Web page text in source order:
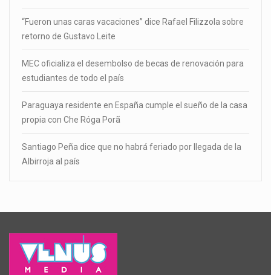
“Fueron unas caras vacaciones” dice Rafael Filizzola sobre
retorno de Gustavo Leite
MEC oficializa el desembolso de becas de renovación para
estudiantes de todo el país
Paraguaya residente en España cumple el sueño de la casa
propia con Che Róga Porã
Santiago Peña dice que no habrá feriado por llegada de la
Albirroja al país